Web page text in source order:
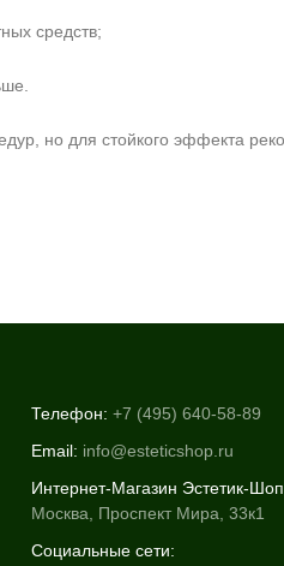
средств;
но для стойкого эффекта
Телефон: +7 (495) 640-58-89
Email: info@esteticshop.ru
Интернет-Магазин Эстетик-
Москва, Проспект Мира, 33к1
Социальные сети: